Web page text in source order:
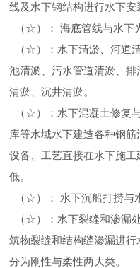
线及水下钢结构进行水下安
（☆）： 海底管线与水下
（☆）：水下清淤、河道
池清淤、污水管道清淤、
清淤、沉井清淤。
（☆）：水下混凝土修复
库等水域水下建造各种钢筋
设备、工艺直接在水下施
低。
（☆）： 水下沉船打捞与
（☆）：水下裂缝和渗漏
筑物裂缝和结构缝渗漏进
分为刚性与柔性两大类。